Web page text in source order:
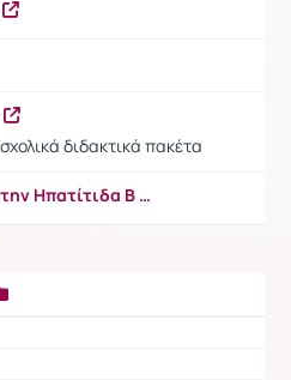
διδακτικά πακέτα
Ελληνική Ιστοσελίδα για την Ηπατίτιδα Β